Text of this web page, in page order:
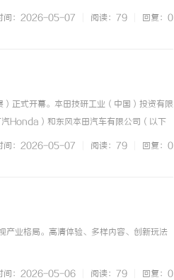
间：2026-05-07 阅读：79 回复：0
正式开幕。本田技研工业（中国）投资有限
Honda）和东风本田汽车有限公司（以下
以“综合性移动出行公司”的全面实力，
间：2026-05-07 阅读：79 回复：0
产业格局。高清体验、多样内容、创新玩法
间：2026-05-06 阅读：79 回复：0